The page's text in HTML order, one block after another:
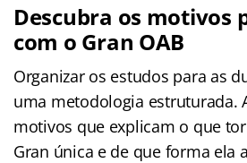
Descubra os motivos
com o Gran OAB
Organizar os estudos para as
uma metodologia estruturada.
motivos que explicam o que
Gran única e de que forma ela